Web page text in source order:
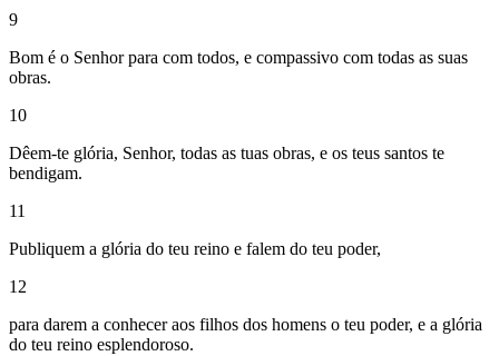
9
Bom é o Senhor para com todos, e compassivo com todas as suas
obras.
10
Dêem-te glória, Senhor, todas as tuas obras, e os teus santos te
bendigam.
11
Publiquem a glória do teu reino e falem do teu poder,
12
para darem a conhecer aos filhos dos homens o teu poder, e a glória
do teu reino esplendoroso.